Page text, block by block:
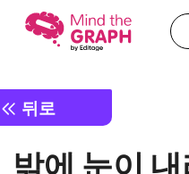
뒤로
밖에 눈이